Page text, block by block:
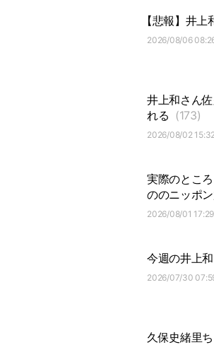
【悲報】井
2026/08/06
井上和さん
れる (173)
2026/08/02
実際のとこ
ののニッポ
2026/08/01 17:29
今週の井上
2026/07/30
久保史緒里